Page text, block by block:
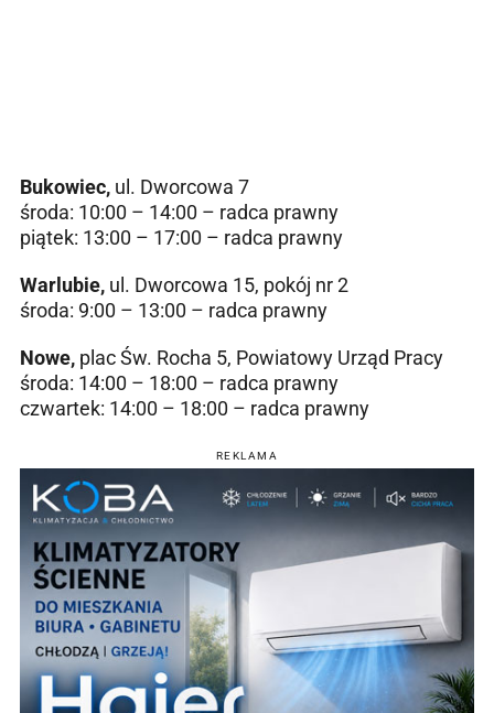
Bukowiec, ul. Dworcowa 7
środa: 10:00 – 14:00 – radca prawny
piątek: 13:00 – 17:00 – radca prawny
Warlubie, ul. Dworcowa 15, pokój nr 2
środa: 9:00 – 13:00 – radca prawny
Nowe, plac Św. Rocha 5, Powiatowy Urząd Pracy
środa: 14:00 – 18:00 – radca prawny
czwartek: 14:00 – 18:00 – radca prawny
REKLAMA